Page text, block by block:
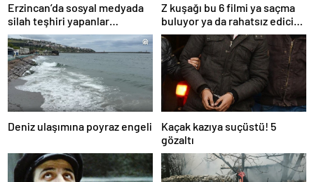
Erzincan’da sosyal medyada
silah teşhiri yapanlar
yakalandı
Z kuşağı bu 6 filmi ya saçma
buluyor ya da rahatsız edici
ve toksik!
Deniz ulaşımına poyraz engeli
Kaçak kazıya suçüstü! 5
gözaltı